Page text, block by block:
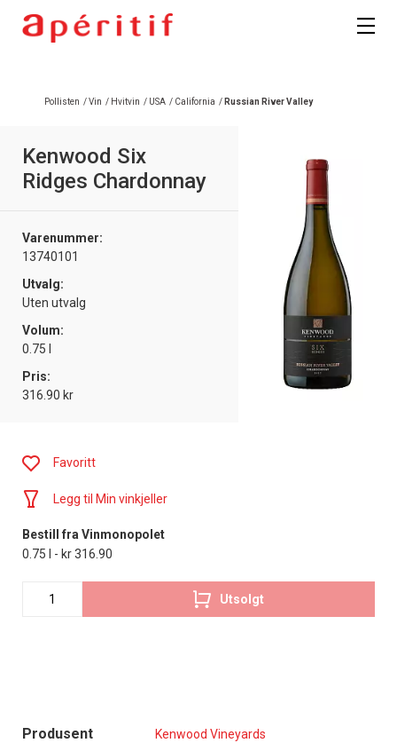
Pollisten /Vin / Hvitvin / USA / California / Russian River Valley
Kenwood Six
Ridges Chardonnay
Varenummer:
13740101
Utvalg:
Uten utvalg
Volum:
0.75 l
Pris:
316.90 kr
Produsent Kenwood Vineyards
Favoritt
Legg til Min vinkjeller
Bestill fra Vinmonopolet
0.75 l - kr 316.90
Utsolgt